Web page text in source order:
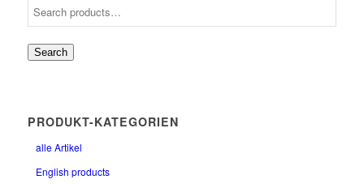
Search
PRODUKT-KATEGORIEN
alle Artikel
English products